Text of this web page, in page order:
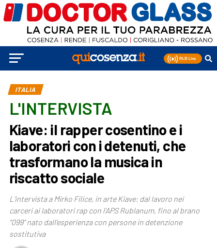
ITALIA
L'INTERVISTA
Kiave: il rapper cosentino e i
laboratori con i detenuti, che
trasformano la musica in
riscatto sociale
L’intervista a Mirko Filice, in arte Kiave: dal lavoro nei
carceri ai laboratori rap con l’APS Rublanum, fino al brano
“099” nato dall’esperienza con persone in detenzione
sostitutiva